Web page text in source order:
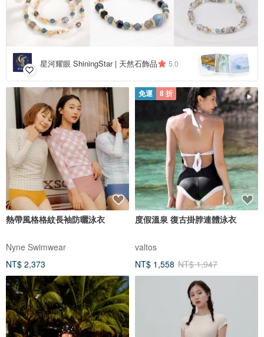
星河耀眼 ShiningStar | 天然石飾品 5.0
熱帶風格格紋長袖防曬泳衣
Nyne Swimwear
NT$ 2,373
免運 8 折
度假溫泉 復古掛脖連體泳衣
valtos
NT$ 1,558 NT$ 1,947